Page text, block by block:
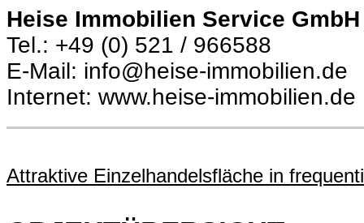
Heise Immobilien Service GmbH
Tel.: +49 (0) 521 / 966588
E-Mail: info@heise-immobilien.de
Internet: www.heise-immobilien.de
Attraktive Einzelhandelsfläche in